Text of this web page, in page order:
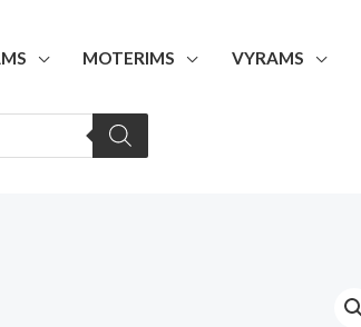
MOTERIMS VYRAMS